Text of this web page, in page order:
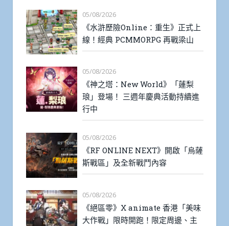
05/08/2026
《水滸歷險Online：重生》正式上
線！經典 PCMMORPG 再戰梁山
05/08/2026
《神之塔：New World》「蓮梨
琅」登場！ 三週年慶典活動持續進
行中
05/08/2026
《RF ONLINE NEXT》開啟「烏薩
斯戰區」及全新戰鬥內容
05/08/2026
《絕區零》X animate 香港「美味
大作戰」限時開跑！限定周邊、主